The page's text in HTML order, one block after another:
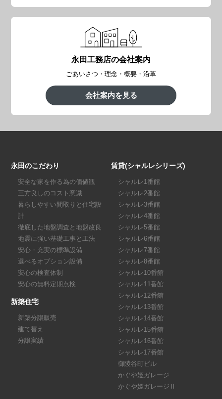
永田工務店の会社案内
ごあいさつ・理念・概要・沿革
会社案内を見る
永田のこだわり
安全な家を作る為の価値観
三方良しのコスト意識
暮らしやすい間取りと住宅設
計
徹底した地盤調査と地盤改良
地震に強い基礎工事と工法
安心・充実の標準設備
選べるオプション設備
安心の検査体制
安心の無料定期点検
新築住宅
新築分譲販売
建て替え
分譲実績
賃貸(シャルレシリーズ)
シャルレ1番館
シャルレ2番館
シャルレ3番館
シャルレ4番館
シャルレ5番館
シャルレ6番館
シャルレ7番館
シャルレ8番館
シャルレ10番館
シャルレ11番館
シャルレ12番館
シャルレ13番館
シャルレ14番館
シャルレ15番館
シャルレ16番館
シャルレ17番館
御陵谷町ビル
かぐや姫ガレージ
かぐや姫ガレージⅡ